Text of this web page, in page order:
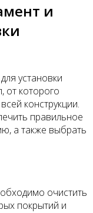
и
установки
от которого
конструкции.
правильное
а также выбрать
очистить
покрытий и